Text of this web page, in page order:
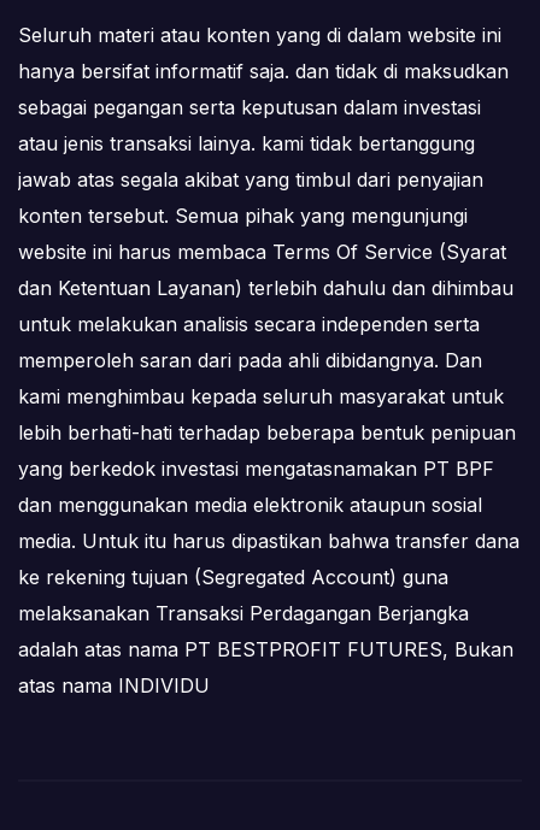
Seluruh materi atau konten yang di dalam website ini
hanya bersifat informatif saja. dan tidak di maksudkan
sebagai pegangan serta keputusan dalam investasi
atau jenis transaksi lainya. kami tidak bertanggung
jawab atas segala akibat yang timbul dari penyajian
konten tersebut. Semua pihak yang mengunjungi
website ini harus membaca Terms Of Service (Syarat
dan Ketentuan Layanan) terlebih dahulu dan dihimbau
untuk melakukan analisis secara independen serta
memperoleh saran dari pada ahli dibidangnya. Dan
kami menghimbau kepada seluruh masyarakat untuk
lebih berhati-hati terhadap beberapa bentuk penipuan
yang berkedok investasi mengatasnamakan PT BPF
dan menggunakan media elektronik ataupun sosial
media. Untuk itu harus dipastikan bahwa transfer dana
ke rekening tujuan (Segregated Account) guna
melaksanakan Transaksi Perdagangan Berjangka
adalah atas nama PT BESTPROFIT FUTURES, Bukan
atas nama INDIVIDU